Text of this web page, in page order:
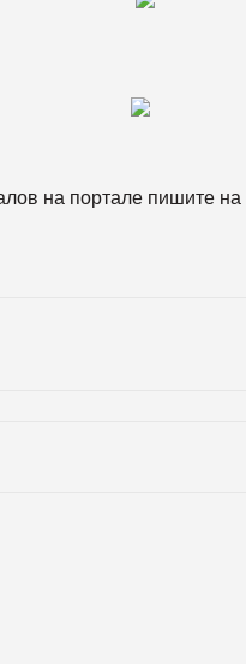
на портале пишите на